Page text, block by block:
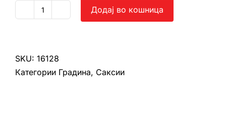
Балконе
рамно
количина
Додај во кошница
SKU: 16128
Категории Градина, Саксии